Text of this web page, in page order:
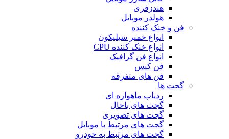
هندزفری
هولدر موبایل
فن و خنک کننده
انواع خمیر سیلیکون
انواع خنک کننده CPU
انواع فن گرافیک
فن کیس
فن های متفرقه
گجت ها
ردیاب ماهواره ای
گجت های باحال
گجت های تصویری
گجت های مرتبط با موبایل
گجت های مرتبط به خودرو